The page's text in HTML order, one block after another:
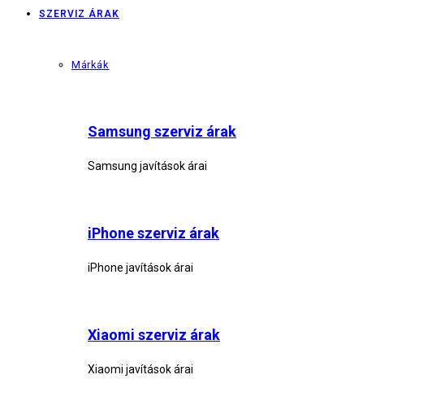
SZERVIZ ÁRAK
Márkák
Samsung szerviz árak
Samsung javítások árai
iPhone szerviz árak
iPhone javítások árai
Xiaomi szerviz árak
Xiaomi javítások árai